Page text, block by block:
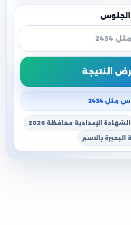
الجلوس
النتيجة
2434
الشهادة الإعدادية محافظة 2026
البحيرة بالاسم